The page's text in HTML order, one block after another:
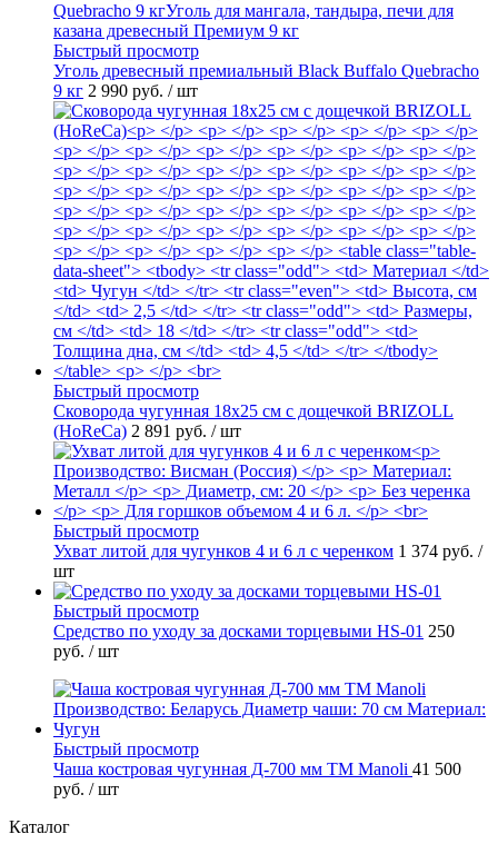
Быстрый просмотр
Уголь древесный премиальный Black Buffalo Quebracho
9 кг 2 990 руб. / шт
Быстрый просмотр
Сковорода чугунная 18х25 см с дощечкой BRIZOLL
(HoReCa) 2 891 руб. / шт
Быстрый просмотр
Ухват литой для чугунков 4 и 6 л с черенком 1 374 руб. /
шт
Быстрый просмотр
Средство по уходу за досками торцевыми HS-01 250
руб. / шт
Быстрый просмотр
Чаша костровая чугунная Д-700 мм ТМ Manoli 41 500
руб. / шт
Каталог